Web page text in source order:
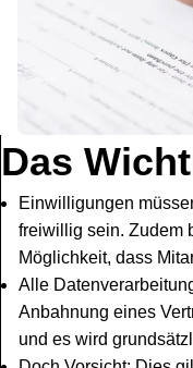
Das
Einwilligungen
freiwillig sein. Zudem
Möglichkeit, dass
Alle
Anbahnung eines
und es wird